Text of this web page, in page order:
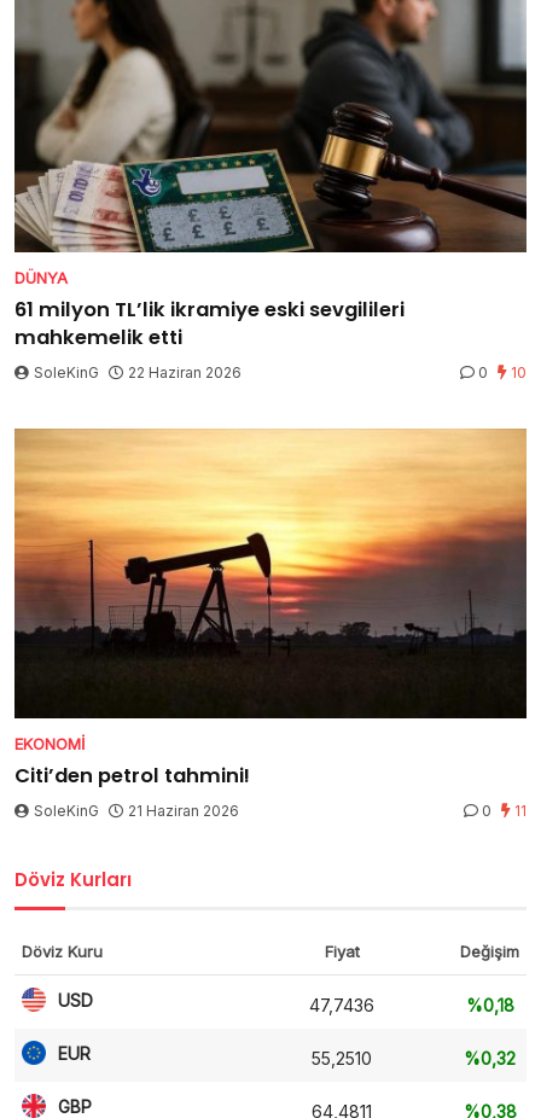
DÜNYA
61 milyon TL’lik ikramiye eski sevgilileri
mahkemelik etti
SoleKinG 22 Haziran 2026 0 10
EKONOMI
Citi’den petrol tahmini!
SoleKinG 21 Haziran 2026 0 11
Döviz Kurları
Döviz Kuru Fiyat Değişim
USD 47,7436 %0,18
EUR 55,2510 %0,32
GBP 64,4811 %0,38